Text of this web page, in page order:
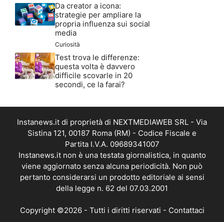
Da creator a icona:
strategie per ampliare la
propria influenza sui social
media
Curiosità
Test trova le differenze:
questa volta è davvero
difficile scovarle in 20
secondi, ce la farai?
Instanews.it di proprietà di NEXTMEDIAWEB SRL - Via
Sistina 121, 00187 Roma (RM) - Codice Fiscale e
Partita I.V.A. 09689341007
Instanews.it non è una testata giornalistica, in quanto
viene aggiornato senza alcuna periodicità. Non può
pertanto considerarsi un prodotto editoriale ai sensi
della legge n. 62 del 07.03.2001
Copyright ©2026 - Tutti i diritti riservati - Contattaci